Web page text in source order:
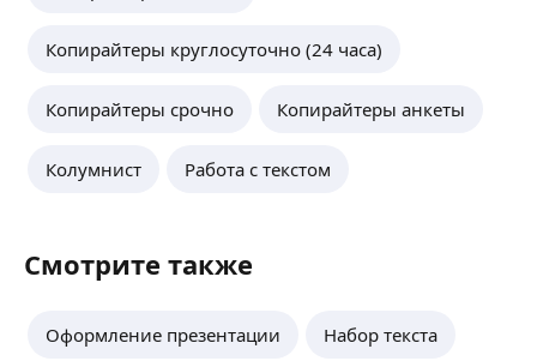
Копирайтеры круглосуточно (24 часа)
Копирайтеры срочно Копирайтеры анкеты
Колумнист Работа с текстом
Смотрите также
Оформление презентации Набор текста